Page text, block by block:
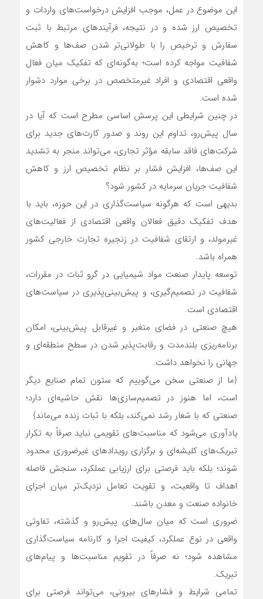
این موضوع در عمل، موجب افزایش درخواست‌های واردات و
تخصیص ارز شده و در نتیجه، فرآیندهای مرتبط با ثبت
سفارش و ترخیص را با طولانی‌تر شدن صف‌ها و کاهش
شفافیت مواجه کرده است؛ به‌گونه‌ای که تفکیک میان فعال
واقعی اقتصادی و افراد غیرمتخصص در برخی موارد دشوار
شده است.
در چنین شرایطی این پرسش اساسی مطرح است که آیا در
سال پیش‌رو، تداوم این روند و صدور کارت‌های جدید برای
شرکت‌های فاقد سابقه مؤثر تجاری، می‌تواند منجر به تشدید
این صف‌ها، افزایش فشار بر نظام تخصیص ارز و کاهش
شفافیت جریان سرمایه در کشور شود؟
بدیهی است که هرگونه سیاست‌گذاری در این حوزه، باید با
هدف تفکیک دقیق فعالان واقعی اقتصادی از فعالیت‌های
غیرمولد، و ارتقای شفافیت در زنجیره تجارت خارجی کشور
همراه باشد.
توسعه پایدار صنعت مواد شیمیایی در گرو ثبات در مقررات،
شفافیت در تصمیم‌گیری، و پیش‌بینی‌پذیری در سیاست‌های
اقتصادی است.
هیچ صنعتی در فضای متغیر و غیرقابل پیش‌بینی، امکان
برنامه‌ریزی بلندمدت و رقابت‌پذیر شدن در سطح منطقه‌ای و
جهانی را نخواهد داشت.
{ما از صنعتی سخن می‌گوییم که ستون تمام صنایع دیگر
است، اما هنوز در تصمیم‌سازی‌ها نقش حاشیه‌ای دارد؛
صنعتی که با شعار رشد نمی‌کند، بلکه با ثبات زنده می‌ماند}
یادآوری می‌شود که مناسبت‌های تقویمی نباید صرفاً به تکرار
تبریک‌های کلیشه‌ای و برگزاری رویدادهای غیرضروری محدود
شوند؛ بلکه باید فرصتی برای ارزیابی عملکرد، سنجش فاصله
اهداف تا واقعیت، و تقویت تعامل نزدیک‌تر میان اجزای
خانواده صنعت و معدن باشند.
ضروری است که میان سال‌های پیش‌رو و گذشته، تفاوتی
واقعی در نوع عملکرد، کیفیت اجرا و کارنامه سیاست‌گذاری
مشاهده شود؛ نه صرفاً در تقویم مناسبت‌ها و پیام‌های
تبریک.
تمامی شرایط و فشارهای بیرونی، می‌تواند فرصتی برای